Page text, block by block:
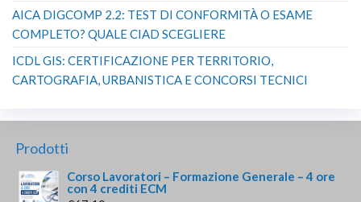
AICA DIGCOMP 2.2: TEST DI CONFORMITÀ O ESAME
COMPLETO? QUALE CIAD SCEGLIERE
ICDL GIS: CERTIFICAZIONE PER TERRITORIO,
CARTOGRAFIA, URBANISTICA E CONCORSI TECNICI
Prodotti
Corso Lavoratori – Formazione Generale – 4 ore
con 4 crediti ECM